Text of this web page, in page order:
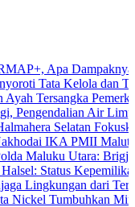
Apa Dampaknya
Tata Kelola dan
Tersangka
Air
Selatan Fokuskan
IKA PMII Malut,
Maluku Utara: Brigjen
Status Kepemilikan
Lingkungan dari
Tumbuhkan Minat